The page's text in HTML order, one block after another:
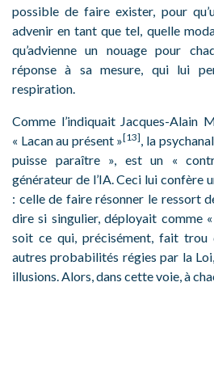
possible de faire exister, pour
advenir en tant que tel, quelle
qu’advienne un nouage pour
réponse à sa mesure, qui lui
respiration.
Comme l’indiquait Jacques-Alain
« Lacan au présent »[13], la
puisse paraître », est un «
générateur de l’IA. Ceci lui confère
: celle de faire résonner le ressort
dire si singulier, déployait comme
soit ce qui, précisément, fait trou
autres probabilités régies par la
illusions. Alors, dans cette voie, à